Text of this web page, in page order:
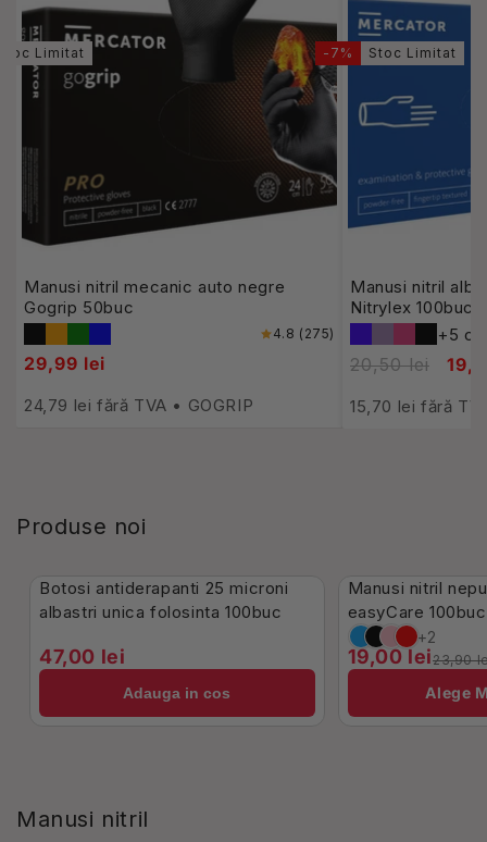
Limitat
Manusi nitril mecanic auto negre
Gogrip 50buc
4.8 (275)
29,99 lei
24,79 lei fără TVA • GOGRIP
-7% Stoc Limitat
Manusi nitril
Nitrylex 100buc
+5
20,50 lei
15,70 lei fără
Produse noi
Botosi antiderapanti 25 microni
albastri unica folosinta 100buc
47,00 lei
Adauga in cos
-21%
Manusi nitril
easyCare 100buc
+2
19,00 lei23,90
Alege
Manusi nitril